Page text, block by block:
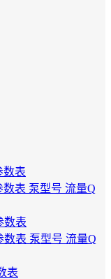
数表
表 泵型号 流量Q
数表
数表 泵型号 流量Q
表